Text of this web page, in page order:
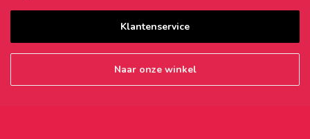
Klantenservice
Naar onze winkel